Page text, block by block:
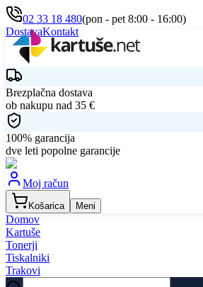
02 33 18 480(pon - pet 8:00 - 16:00)
DostavaKontakt
Brezplačna dostava
ob nakupu nad 35 €
100% garancija
dve leti popolne garancije
Moj račun
Košarica Meni
Domov
Kartuše
Tonerji
Tiskalniki
Trakovi